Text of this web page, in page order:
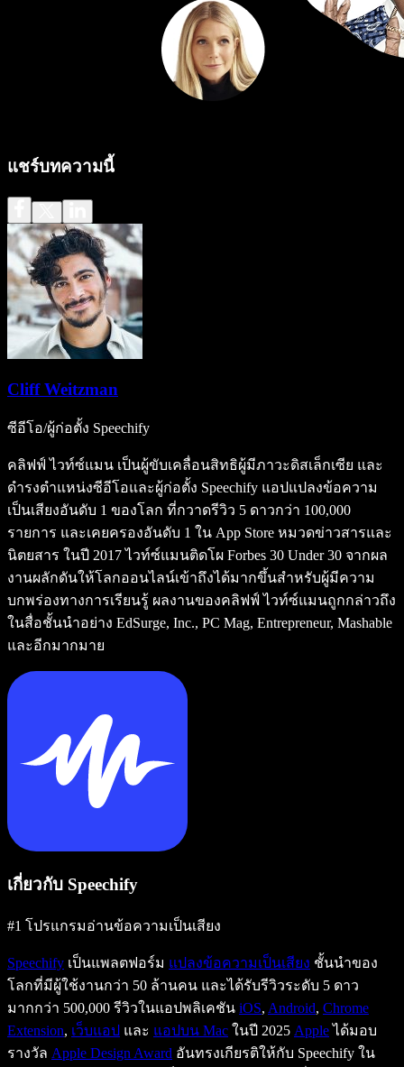
แชร์บทความนี้
Cliff Weitzman
ซีอีโอ/ผู้ก่อตั้ง Speechify
คลิฟฟ์ ไวท์ซ์แมน เป็นผู้ขับเคลื่อนสิทธิผู้มีภาวะดิสเล็กเซีย และ
ดำรงตำแหน่งซีอีโอและผู้ก่อตั้ง Speechify แอปแปลงข้อความ
เป็นเสียงอันดับ 1 ของโลก ที่กวาดรีวิว 5 ดาวกว่า 100,000
รายการ และเคยครองอันดับ 1 ใน App Store หมวดข่าวสารและ
นิตยสาร ในปี 2017 ไวท์ซ์แมนติดโผ Forbes 30 Under 30 จากผล
งานผลักดันให้โลกออนไลน์เข้าถึงได้มากขึ้นสำหรับผู้มีความ
บกพร่องทางการเรียนรู้ ผลงานของคลิฟฟ์ ไวท์ซ์แมนถูกกล่าวถึง
ในสื่อชั้นนำอย่าง EdSurge, Inc., PC Mag, Entrepreneur, Mashable
และอีกมากมาย
เกี่ยวกับ Speechify
#1 โปรแกรมอ่านข้อความเป็นเสียง
Speechify เป็นแพลตฟอร์ม แปลงข้อความเป็นเสียง ชั้นนำของ
โลกที่มีผู้ใช้งานกว่า 50 ล้านคน และได้รับรีวิวระดับ 5 ดาว
มากกว่า 500,000 รีวิวในแอปพลิเคชัน iOS, Android, Chrome
Extension, เว็บแอป และ แอปบน Mac ในปี 2025 Appleได้มอบ
รางวัล Apple Design Award อันทรงเกียรติให้กับ Speechify ใน